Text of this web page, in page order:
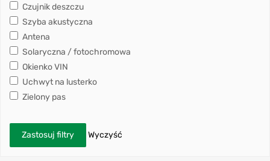
Czujnik deszczu
Szyba akustyczna
Antena
Solaryczna / fotochromowa
Okienko VIN
Uchwyt na lusterko
Zielony pas
Zastosuj filtry Wyczyść